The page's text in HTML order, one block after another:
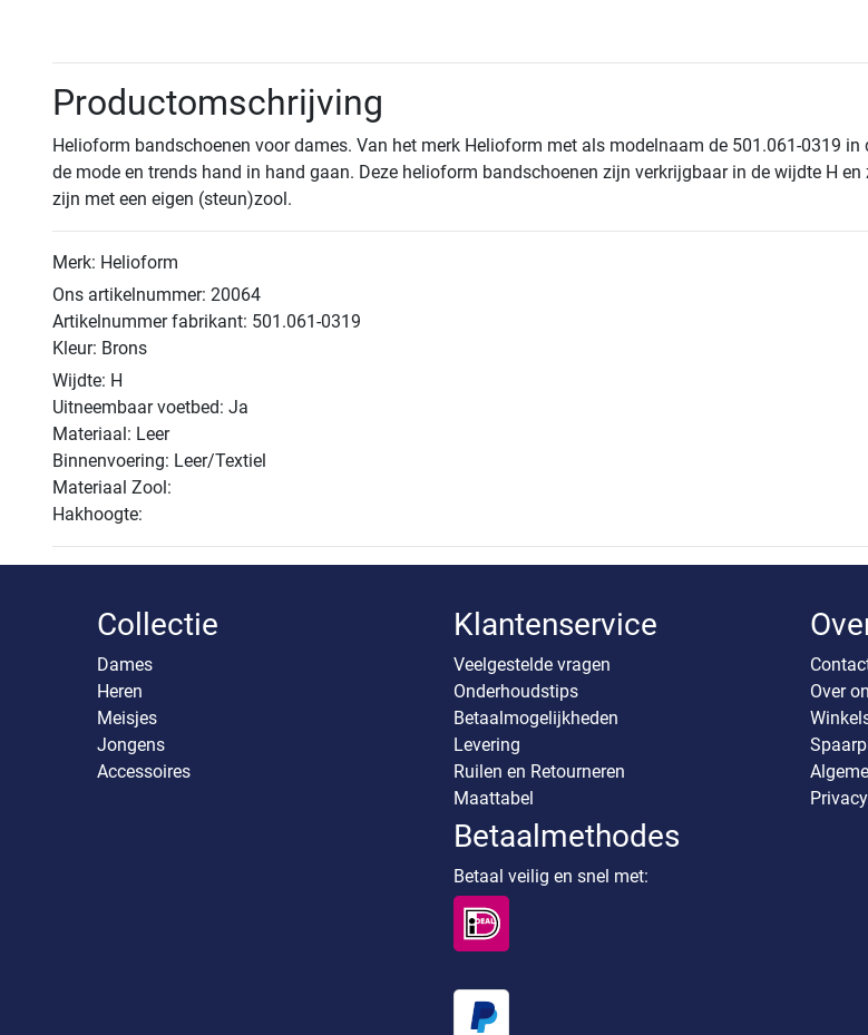
Productomschrijving
Helioform bandschoenen voor dames. Van het merk Helioform met als modelnaam de 501.061-0319
de mode en trends hand in hand gaan. Deze helioform bandschoenen zijn verkrijgbaar in de wijdte H
zijn met een eigen (steun)zool.
Merk: Helioform
Ons artikelnummer: 20064
Artikelnummer fabrikant: 501.061-0319
Kleur: Brons
Wijdte: H
Uitneembaar voetbed: Ja
Materiaal: Leer
Binnenvoering: Leer/Textiel
Materiaal Zool:
Hakhoogte:
Collectie
Dames
Heren
Meisjes
Jongens
Accessoires
Klantenservice
Veelgestelde vragen
Onderhoudstips
Betaalmogelijkheden
Levering
Ruilen en Retourneren
Maattabel
Betaalmethodes
Betaal veilig en snel met:
Over
Privacy